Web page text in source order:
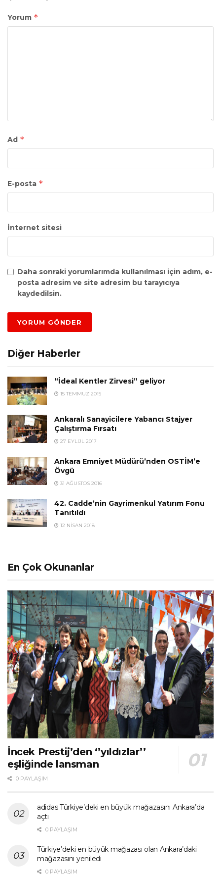
Yorum *
Ad *
E-posta *
İnternet sitesi
Daha sonraki yorumlarımda kullanılması için adım, e-
posta adresim ve site adresim bu tarayıcıya
kaydedilsin.
Diğer Haberler
“İdeal Kentler Zirvesi” geliyor
15 TEMMUZ 2015
Ankaralı Sanayicilere Yabancı Stajyer
Çalıştırma Fırsatı
27 EYLÜL 2017
Ankara Emniyet Müdürü’nden OSTİM’e
Övgü
31 AĞUSTOS 2016
42. Cadde’nin Gayrimenkul Yatırım Fonu
Tanıtıldı
12 NISAN 2018
En Çok Okunanlar
İncek Prestij’den ‘’yıldızlar’’
eşliğinde lansman
0 PAYLAŞIM
adidas Türkiye’deki en büyük mağazasını Ankara’da
açtı
0 PAYLAŞIM
Türkiye’deki en büyük mağazası olan Ankara’daki
mağazasını yeniledi
0 PAYLAŞIM